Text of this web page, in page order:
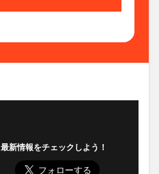
最新情報をチェックしよう！